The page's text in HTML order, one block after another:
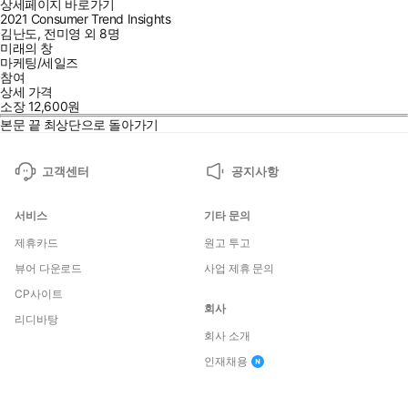
상세페이지 바로가기
2021 Consumer Trend Insights
김난도, 전미영 외 8명
미래의 창
마케팅/세일즈
참여
상세 가격
소장12,600원
본문 끝 최상단으로 돌아가기
고객센터 공지사항
서비스
제휴카드
뷰어 다운로드
CP사이트
리디바탕
기타 문의
원고 투고
사업 제휴 문의
회사
회사 소개
인재채용